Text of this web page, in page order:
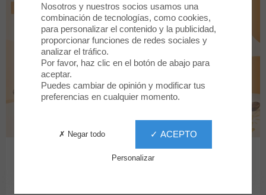
Nosotros y nuestros socios usamos una
combinación de tecnologías, como cookies,
para personalizar el contenido y la publicidad,
proporcionar funciones de redes sociales y
analizar el tráfico.
Por favor, haz clic en el botón de abajo para
aceptar.
Puedes cambiar de opinión y modificar tus
preferencias en cualquier momento.
✓ ACEPTO
✗ Negar todo
Personalizar